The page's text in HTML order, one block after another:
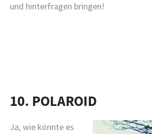
und hinterfragen bringen!
10. POLAROID
Ja, wie könnte es